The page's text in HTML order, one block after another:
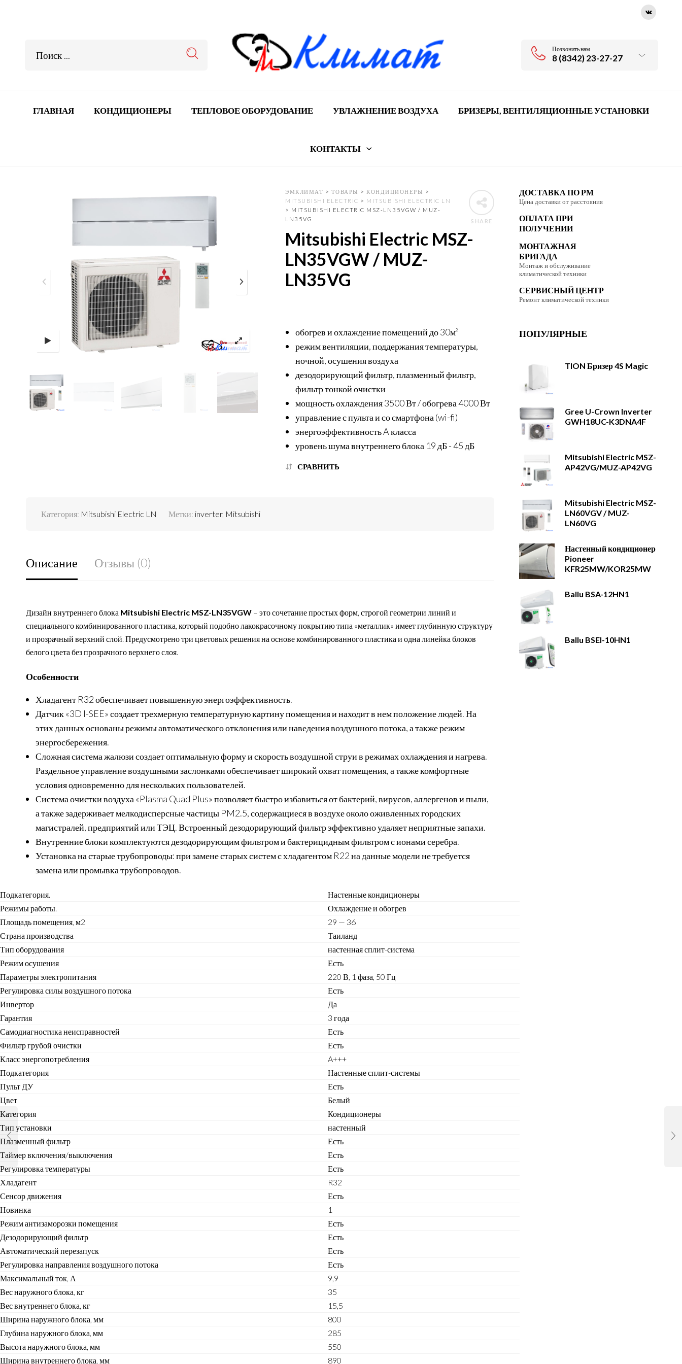
Позвонить нам
8 (8342) 23-27-27
ГЛАВНАЯ КОНДИЦИОНЕРЫ ТЕПЛОВОЕ ОБОРУДОВАНИЕ УВЛАЖНЕНИЕ ВОЗДУХА БРИЗЕРЫ, ВЕНТИЛЯЦИОННЫЕ УСТАНОВКИ
КОНТАКТЫ
ДОСТАВКА ПО РМ
Цена доставки от расстояния
ОПЛАТА ПРИ
ПОЛУЧЕНИИ
МОНТАЖНАЯ
БРИГАДА
Монтаж и обслуживание
климатической техники
СЕРВИСНЫЙ ЦЕНТР
Ремонт климатической техники
ПОПУЛЯРНЫЕ
TION Бризер 4S Magic
Gree U-Crown Inverter
GWH18UC-K3DNA4F
Mitsubishi Electric MSZ-
AP42VG/MUZ-AP42VG
Mitsubishi Electric MSZ-
LN60VGV / MUZ-
LN60VG
Настенный кондиционер
Pioneer
KFR25MW/KOR25MW
Ballu BSA-12HN1
Ballu BSEI-10HN1
SHARE
ЭМКЛИМАТ > ТОВАРЫ >КОНДИЦИОНЕРЫ
>
MITSUBISHI ELECTRIC > MITSUBISHI ELECTRIC LN
> MITSUBISHI ELECTRIC MSZ-LN35VGW / MUZ-
LN35VG
Mitsubishi Electric MSZ-
LN35VGW / MUZ-
LN35VG
обогрев и охлаждение помещений до 30м²
режим вентиляции, поддержания температуры,
ночной, осушения воздуха
дезодорирующий фильтр, плазменный фильтр,
фильтр тонкой очистки
мощность охлаждения 3500 Вт / обогрева 4000 Вт
управление с пульта и со смартфона (wi-fi)
энергоэффективность A класса
уровень шума внутреннего блока 19 дБ - 45 дБ
СРАВНИТЬ
Категория: Mitsubishi Electric LN Метки: inverter, Mitsubishi
Описание Отзывы (0)
Дизайн внутреннего блока Mitsubishi Electric MSZ-LN35VGW– это сочетание простых форм, строгой геометрии линий и
специального комбинированного пластика, который подобно лакокрасочному покрытию типа «металлик» имеет глубинную структуру
и прозрачный верхний слой. Предусмотрено три цветовых решения на основе комбинированного пластика и одна линейка блоков
белого цвета без прозрачного верхнего слоя.
Особенности
Хладагент R32 обеспечивает повышенную энергоэффективность.
Датчик «3D I-SEE» создает трехмерную температурную картину помещения и находит в нем положение людей. На
этих данных основаны режимы автоматического отклонения или наведения воздушного потока, а также режим
энергосбережения.
Сложная система жалюзи создает оптимальную форму и скорость воздушной струи в режимах охлаждения и нагрева.
Раздельное управление воздушными заслонками обеспечивает широкий охват помещения, а также комфортные
условия одновременно для нескольких пользователей.
Система очистки воздуха «Plasma Quad Plus» позволяет быстро избавиться от бактерий, вирусов, аллергенов и пыли,
а также задерживает мелкодисперсные частицы PM2.5, содержащиеся в воздухе около оживленных городских
магистралей, предприятий или ТЭЦ. Встроенный дезодорирующий фильтр эффективно удаляет неприятные запахи.
Внутренние блоки комплектуются дезодорирующим фильтром и бактерицидным фильтром с ионами серебра.
Установка на старые трубопроводы: при замене старых систем с хладагентом R22 на данные модели не требуется
замена или промывка трубопроводов.
Подкатегория.
Настенные кондиционеры
Режимы работы.
Охлаждение и обогрев
Площадь помещения, м2
29 — 36
Страна производства
Таиланд
Тип оборудования
настенная сплит-система
Режим осушения
Есть
Параметры электропитания
220 В, 1 фаза, 50 Гц
Регулировка силы воздушного потока
Есть
Инвертор
Да
Гарантия
3 года
Самодиагностика неисправностей
Есть
Фильтр грубой очистки
Есть
Класс энергопотребления
A+++
Подкатегория
Настенные сплит-системы
Пульт ДУ
Есть
Цвет
Белый
Категория
Кондиционеры
Тип установки
настенный
Плазменный фильтр
Есть
Таймер включения/выключения
Есть
Регулировка температуры
Есть
Хладагент
R32
Сенсор движения
Есть
Новинка
1
Режим антизаморозки помещения
Есть
Дезодорирующий фильтр
Есть
Автоматический перезапуск
Есть
Регулировка направления воздушного потока
Есть
Максимальный ток, А
9,9
Вес наружного блока, кг
35
Вес внутреннего блока, кг
15,5
Ширина наружного блока, мм
800
Глубина наружного блока, мм
285
Высота наружного блока, мм
550
Ширина внутреннего блока, мм
890